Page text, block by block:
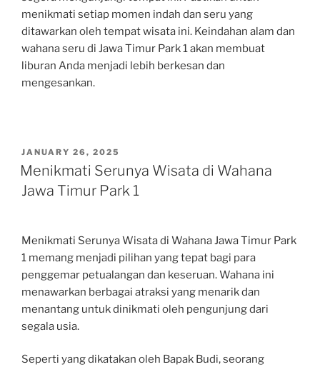
menikmati setiap momen indah dan seru yang
ditawarkan oleh tempat wisata ini. Keindahan alam dan
wahana seru di Jawa Timur Park 1 akan membuat
liburan Anda menjadi lebih berkesan dan
mengesankan.
POSTED
ON
JANUARY 26, 2025
Menikmati Serunya Wisata di Wahana
Jawa Timur Park 1
Menikmati Serunya Wisata di Wahana Jawa Timur Park
1 memang menjadi pilihan yang tepat bagi para
penggemar petualangan dan keseruan. Wahana ini
menawarkan berbagai atraksi yang menarik dan
menantang untuk dinikmati oleh pengunjung dari
segala usia.
Seperti yang dikatakan oleh Bapak Budi, seorang